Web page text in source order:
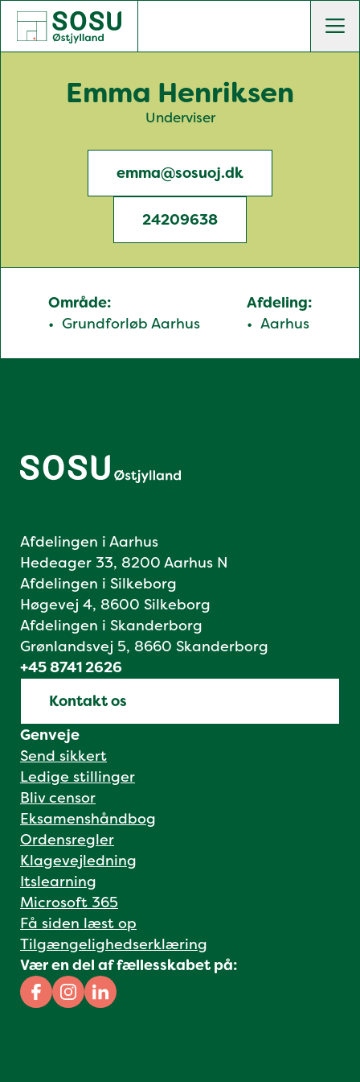
SOSU Østjylland | Gør dig klogere på livet
Emma Henriksen
Underviser
emma@sosuoj.dk
24209638
Område:
Grundforløb Aarhus
Afdeling:
Aarhus
Afdelingen i Aarhus
Hedeager 33, 8200 Aarhus N
Afdelingen i Silkeborg
Høgevej 4, 8600 Silkeborg
Afdelingen i Skanderborg
Grønlandsvej 5, 8660 Skanderborg
+45 8741 2626
Kontakt os
Genveje
Send sikkert
Ledige stillinger
Bliv censor
Eksamenshåndbog
Ordensregler
Klagevejledning
Itslearning
Microsoft 365
Få siden læst op
Tilgængelighedserklæring
Vær en del af fællesskabet på:
Facebook
Instagram
Linkedin